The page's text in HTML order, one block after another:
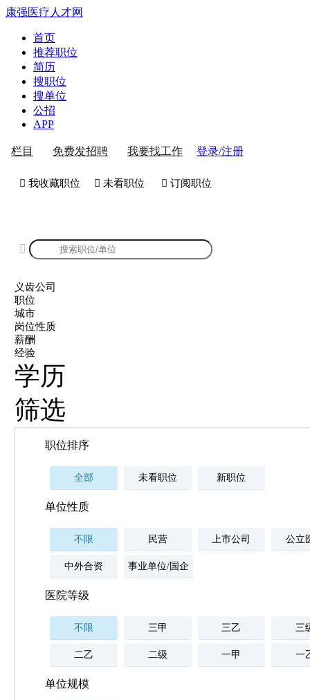
康强医疗人才网
首页
推荐职位
简历
搜职位
搜单位
公招
APP
栏目 免费发招聘 我要找工作 登录/注册
 我收藏职位  未看职位  订阅职位

义齿公司
职位
城市
岗位性质
薪酬
经验
学历
筛选
职位排序
全部 未看职位 新职位
单位性质
不限 民营 上市公司 公立
中外合资 事业单位/国企
医院等级
不限 三甲 三乙 三
二乙 二级 一甲 一
单位规模